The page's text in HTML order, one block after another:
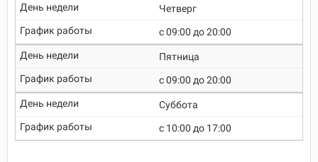
Четверг
c 09:00 до 20:00
Пятница
c 09:00 до 20:00
Суббота
c 10:00 до 17:00